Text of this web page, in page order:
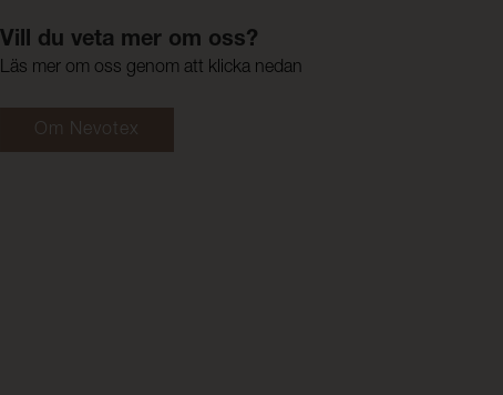
Vill du veta mer om oss?
Läs mer om oss genom att klicka nedan
Om Nevotex